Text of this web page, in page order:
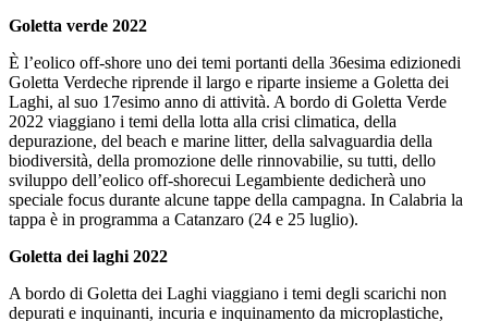
Goletta verde 2022
È l’eolico off-shore uno dei temi portanti della 36esima edizionedi
Goletta Verdeche riprende il largo e riparte insieme a Goletta dei
Laghi, al suo 17esimo anno di attività. A bordo di Goletta Verde
2022 viaggiano i temi della lotta alla crisi climatica, della
depurazione, del beach e marine litter, della salvaguardia della
biodiversità, della promozione delle rinnovabilie, su tutti, dello
sviluppo dell’eolico off-shorecui Legambiente dedicherà uno
speciale focus durante alcune tappe della campagna. In Calabria la
tappa è in programma a Catanzaro (24 e 25 luglio).
Goletta dei laghi 2022
A bordo di Goletta dei Laghi viaggiano i temi degli scarichi non
depurati e inquinanti, incuria e inquinamento da microplastiche,